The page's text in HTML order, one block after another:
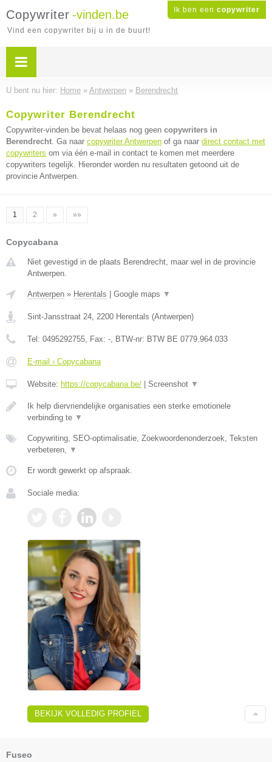
Ik ben een copywriter
Copywriter -vinden.be
Vind een copywriter bij u in de buurt!
U bent nu hier: Home » Antwerpen » Berendrecht
Copywriter Berendrecht
Copywriter-vinden.be bevat helaas nog geen copywriters in
Berendrecht. Ga naar copywriter Antwerpen of ga naar direct contact met
copywriters om via één e-mail in contact te komen met meerdere
copywriters tegelijk. Hieronder worden nu resultaten getoond uit de
provincie Antwerpen.
1 2 » »»
Copycabana
Niet gevestigd in de plaats Berendrecht, maar wel in de provincie
Antwerpen.
Antwerpen » Herentals Google maps ▼
Sint-Jansstraat 24, 2200 Herentals (Antwerpen)
Tel: 0495292755, Fax: -, BTW-nr: BTW BE 0779.964.033
E-mail › Copycabana
Website: https://copycabana.be/ Screenshot ▼
Ik help diervriendelijke organisaties een sterke emotionele
verbinding te ▼
Copywriting, SEO-optimalisatie, Zoekwoordenonderzoek, Teksten
verbeteren, ▼
Er wordt gewerkt op afspraak.
Sociale media:
BEKIJK VOLLEDIG PROFIEL
Fuseo